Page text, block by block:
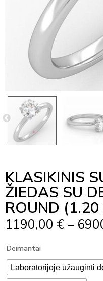
KLASIKINIS
ŽIEDAS SU
ROUND
1190,00 € –
Deimantai
Laboratorijoje užauginti
produkto
KLASIKINIS
SUŽADĖTUVIŲ